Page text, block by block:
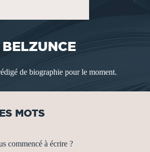
de biographie pour le moment.
MOTS
commencé à écrire ?